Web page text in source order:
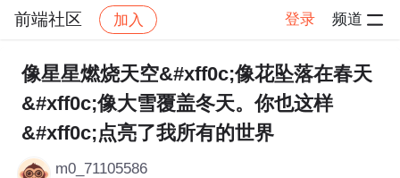
前端社区 加入 登录 频道
社区 前端社区 感慨 帖子详情
像星星燃烧天空&#xff0c;像花坠落在春天
&#xff0c;像大雪覆盖冬天。你也这样
&#xff0c;点亮了我所有的世界
m0_71105586